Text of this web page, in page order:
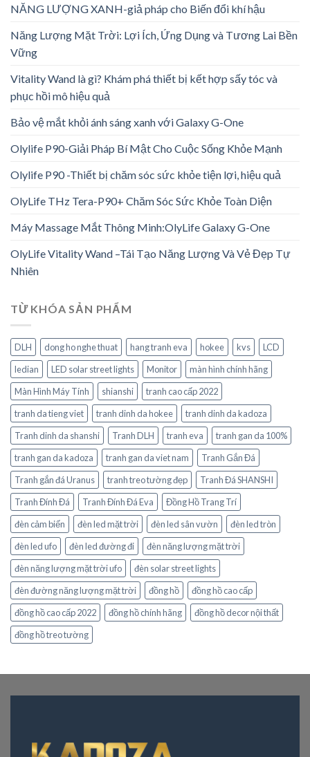
NĂNG LƯỢNG XANH-giả pháp cho Biến đổi khí hậu
Năng Lượng Mặt Trời: Lợi Ích, Ứng Dụng và Tương Lai Bền
Vững
Vitality Wand là gì? Khám phá thiết bị kết hợp sấy tóc và
phục hồi mô hiệu quả
Bảo vệ mắt khỏi ánh sáng xanh với Galaxy G-One
Olylife P90-Giải Pháp Bí Mật Cho Cuộc Sống Khỏe Mạnh
Olylife P90 -Thiết bị chăm sóc sức khỏe tiện lợi, hiệu quả
OlyLife THz Tera-P90+ Chăm Sóc Sức Khỏe Toàn Diện
Máy Massage Mắt Thông Minh:OlyLife Galaxy G-One
OlyLife Vitality Wand –Tái Tạo Năng Lượng Và Vẻ Đẹp Tự
Nhiên
TỪ KHÓA SẢN PHẨM
DLH dong ho nghe thuat hang tranh eva hokee kvs
LCD
ledian
LED solar street lights Monitor
màn hình chính hãng
Màn Hình Máy Tính
shianshi
tranh cao cấp 2022
tranh da tieng viet
tranh dinh da hokee
tranh dinh da kadoza
Tranh dinh da shanshi
Tranh DLH tranh eva
tranh gan da 100%
tranh gan da kadoza
tranh gan da viet nam
Tranh Gắn Đá
Tranh gắn đá Uranus
tranh treo tường đẹp
Tranh Đá SHANSHI
Tranh Đính Đá
Tranh Đính Đá Eva
Đồng Hồ Trang Trí
đèn cảm biến
đèn led mặt trời đèn led sân vườn
đèn led tròn
đèn led ufo
đèn led đường đi
đèn năng lượng mặt trời
đèn năng lượng mặt trời ufo
đèn solar street lights
đèn đường năng lượng mặt trời
đồng hồ
đồng hồ cao cấp
đồng hồ cao cấp 2022
đồng hồ chính hãng
đồng hồ decor nội thất
đồng hồ treo tường